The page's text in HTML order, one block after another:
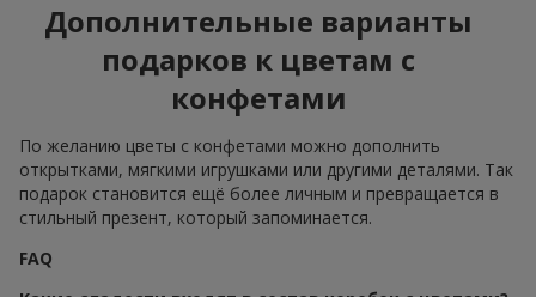
Дополнительные варианты
подарков к цветам с
конфетами
По желанию цветы с конфетами можно дополнить
открытками, мягкими игрушками или другими деталями. Так
подарок становится ещё более личным и превращается в
стильный презент, который запоминается.
FAQ